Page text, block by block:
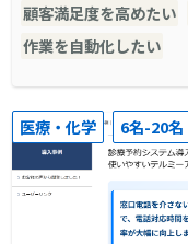
顧客満足度を高めたい
作業を自動化したい
医療・化学 6名-20名